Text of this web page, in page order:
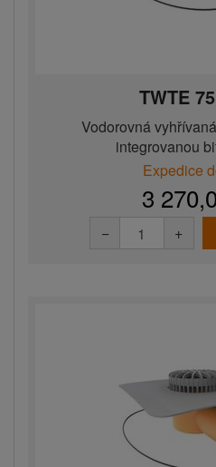
TWTE
Vodorovná
integrovanou
Expedice
3
− +